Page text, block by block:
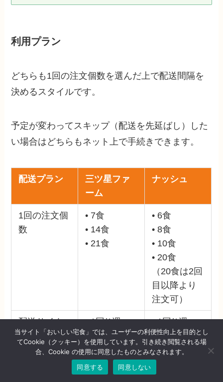
利用プラン
どちらも1回の注文個数を選んだ上で配送間隔を
決めるスタイルです。
予定が変わってスキップ（配送を先延ばし）した
い場合はどちらもネット上で手続きできます。
配送プラン
三ツ星ファ
ーム
ナッシュ
1回の注文個
数
• 7食
• 14食
• 21食
• 6食
• 8食
• 10食
• 20食
（20食は2回
目以降より
注文可）
配送サイク
ル
• 1回/1週
• 1回/2週
• 1回/3週
• 1回/1ヶ月
• 1回/1週
• 1回/2週
• 1回/3週
当サイト「おいしい宅食」では、ユーザーの利便性向上を目的とし
てCookie（クッキー）を使用しています。引き続き閲覧される場
合、Cookie の使用に同意したものとみなされます。
同意する
同意しない